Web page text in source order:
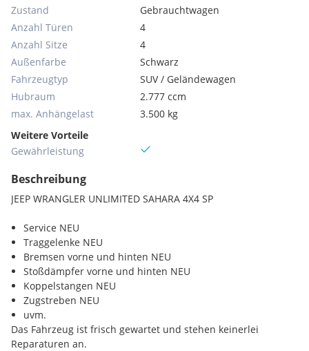
Zustand
Gebrauchtwagen
Anzahl Türen
4
Anzahl Sitze
4
Außenfarbe
Schwarz
Fahrzeugtyp
SUV / Geländewagen
Hubraum
2.777 ccm
max. Anhängelast
3.500 kg
Weitere Vorteile
Gewährleistung
Beschreibung
JEEP WRANGLER UNLIMITED SAHARA 4X4 SP
Service NEU
Traggelenke NEU
Bremsen vorne und hinten NEU
Stoßdämpfer vorne und hinten NEU
Koppelstangen NEU
Zugstreben NEU
uvm.
Das Fahrzeug ist frisch gewartet und stehen keinerlei
Reparaturen an.